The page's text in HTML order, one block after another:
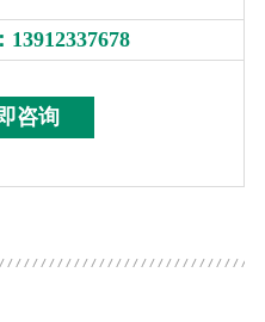
13912337678
13912337678
咨询